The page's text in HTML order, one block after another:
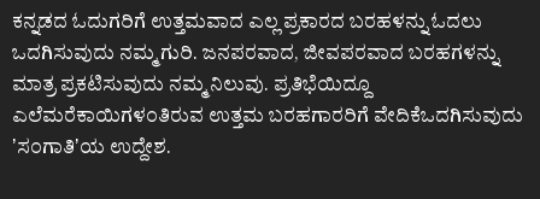
ಕನ್ನಡದ ಓದುಗರಿಗೆ ಉತ್ತಮವಾದ ಎಲ್ಲ ಪ್ರಕಾರದ ಬರಹಳನ್ನು ಓದಲು
ಒದಗಿಸುವುದು ನಮ್ಮ ಗುರಿ. ಜನಪರವಾದ, ಜೀವಪರವಾದ ಬರಹಗಳನ್ನು
ಮಾತ್ರ ಪ್ರಕಟಿಸುವುದು ನಮ್ಮ ನಿಲುವು. ಪ್ರತಿಭೆಯಿದ್ದೂ
ಎಲೆಮರೆಕಾಯಿಗಳಂತಿರುವ ಉತ್ತಮ ಬರಹಗಾರರಿಗೆ ವೇದಿಕೆಒದಗಿಸುವುದು
ʼಸಂಗಾತಿʼಯ ಉದ್ದೇಶ.